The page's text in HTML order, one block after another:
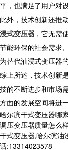
平，也满足了用户对
此外，技术创新还推
浸式变压器 ，它无需
节能环保的社会需求
为替代油浸式变压器
综上所述，技术创新
技的不断进步和市场
方面的发展空间将进一
哈尔滨干式变压器哪
调压变压器质量怎么
干式变压器,哈尔滨油
话:13314023578